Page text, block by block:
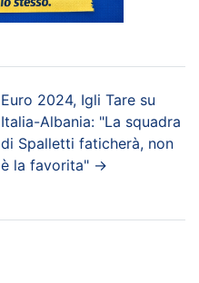
Euro 2024, Igli Tare su
Italia-Albania: "La squadra
di Spalletti faticherà, non
è la favorita" →